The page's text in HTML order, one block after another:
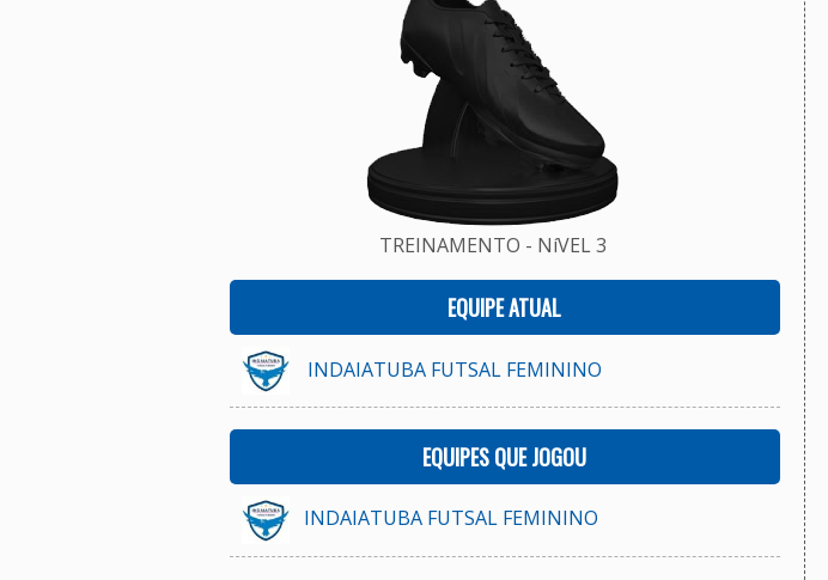
TREINAMENTO - NíVEL 3
EQUIPE ATUAL
INDAIATUBA FUTSAL FEMININO
EQUIPES QUE JOGOU
INDAIATUBA FUTSAL FEMININO